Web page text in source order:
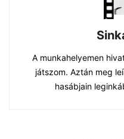
A munkahelyemen
játszom. Aztán meg
hasábjain